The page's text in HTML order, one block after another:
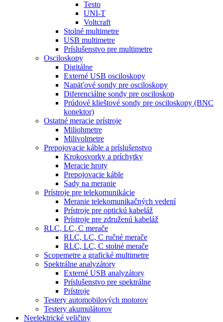
Testo
UNI-T
Voltcraft
Stolné multimetre
USB multimetre
Príslušenstvo pre multimetre
Osciloskopy
Digitálne
Externé USB osciloskopy
Napäťové sondy pre osciloskopy
Diferenciálne sondy pre osciloskop
Prúdové klieštové sondy pre osciloskopy (BNC
konektor)
Ostatné meracie prístroje
Miliohmetre
Milivolmetre
Prepojovacie káble a príslušenstvo
Krokosvorky a príchytky
Meracie hroty
Prepojovacie káble
Sady na meranie
Prístroje pre telekomunikácie
Meranie telekomunikačných vedení
Prístroje pre optickú kabeláž
Prístroje pre združenú kabeláž
RLC, LC, C merače
RLC, LC, C ručné merače
RLC, LC, C stolné merače
Scopemetre a grafické multimetre
Spektrálne analyzátory
Externé USB analyzátory
Príslušenstvo pre spektrálne
Prístroje
Testery automobilových motorov
Testery akumulátorov
Neelektrické veličiny